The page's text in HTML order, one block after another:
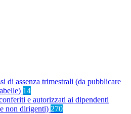
di assenza trimestrali (da pubblicare
14
e autorizzati ai dipendenti
non dirigenti) 270